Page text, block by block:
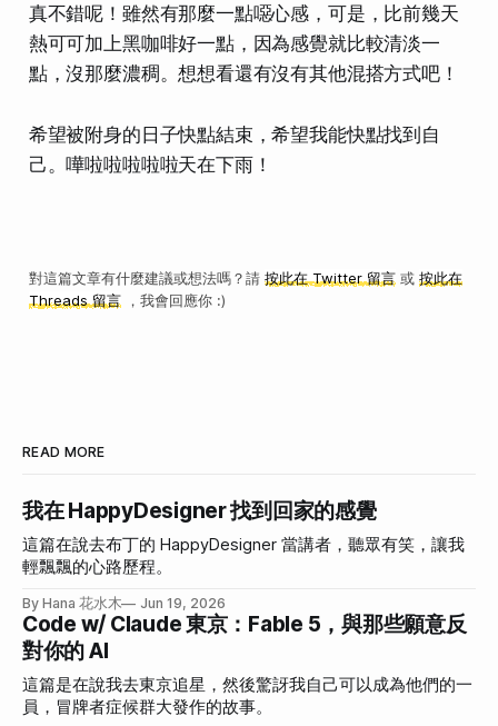
真不錯呢！雖然有那麼一點噁心感，可是，比前幾天
熱可可加上黑咖啡好一點，因為感覺就比較清淡一
點，沒那麼濃稠。想想看還有沒有其他混搭方式吧！
希望被附身的日子快點結束，希望我能快點找到自
己。嘩啦啦啦啦啦天在下雨！
對這篇文章有什麼建議或想法嗎？請 按此在 Twitter 留言或 按此在
Threads 留言，我會回應你 :)
READ MORE
我在 HappyDesigner 找到回家的感覺
這篇在說去布丁的 HappyDesigner 當講者，聽眾有笑，讓我
輕飄飄的心路歷程。
By Hana 花水木 Jun 19, 2026
Code w/ Claude 東京：Fable 5，與那些願意反
對你的 AI
這篇是在說我去東京追星，然後驚訝我自己可以成為他們的一
員，冒牌者症候群大發作的故事。